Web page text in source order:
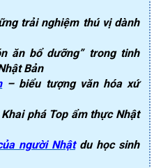
trải nghiệm thú vị dành
ăn bổ dưỡng” trong tinh
Bản
– biểu tượng văn hóa xứ
phá Top ẩm thực Nhật
người Nhậtdu học sinh